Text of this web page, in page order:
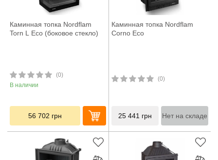
Каминная топка Nordflam
Torn L Eco (боковое стекло)
(0)
В наличии
56 702 грн
Каминная топка Nordflam
Corno Eco
(0)
25 441 грн Нет на складе